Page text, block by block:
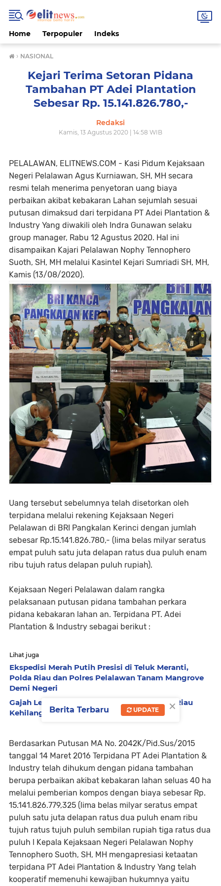
Home Terpopuler Indeks
› NASIONAL
Kejari Terima Setoran Pidana
Tambahan PT Adei Plantation
Sebesar Rp. 15.141.826.780,-
Redaksi
Kamis, 13 Agustus 2020 | 14:58 WIB
PELALAWAN, ELITNEWS.COM - Kasi Pidum Kejaksaan
Negeri Pelalawan Agus Kurniawan, SH, MH secara
resmi telah menerima penyetoran uang biaya
perbaikan akibat kebakaran Lahan sejumlah sesuai
putusan dimaksud dari terpidana PT Adei Plantation &
Industry Yang diwakili oleh Indra Gunawan selaku
group manager, Rabu 12 Agustus 2020. Hal ini
disampaikan Kajari Pelalawan Nophy Tennophero
Suoth, SH, MH melalui Kasintel Kejari Sumriadi SH, MH,
Kamis (13/08/2020).
Uang tersebut sebelumnya telah disetorkan oleh
terpidana melalui rekening Kejaksaan Negeri
Pelalawan di BRI Pangkalan Kerinci dengan jumlah
sebesar Rp.15.141.826.780,- (lima belas milyar seratus
empat puluh satu juta delapan ratus dua puluh enam
ribu tujuh ratus delapan puluh rupiah).
Kejaksaan Negeri Pelalawan dalam rangka
pelaksanaan putusan pidana tambahan perkara
pidana kebakaran lahan an. Terpidana PT. Adei
Plantation & Industry sebagai berikut :
Lihat juga
Ekspedisi Merah Putih Presisi di Teluk Meranti,
Polda Riau dan Polres Pelalawan Tanam Mangrove
Demi Negeri
Gajah Legendaris Jovi Tutup Usia, BBKSDA Riau
Kehilangan Pejuang Konservasi Andalan
Berdasarkan Putusan MA No. 2042K/Pid.Sus/2015
tanggal 14 Maret 2016 Terpidana PT Adei Plantation &
Industry telah dihukum dengan pidana tambahan
berupa perbaikan akibat kebakaran lahan seluas 40 ha
melalui pemberian kompos dengan biaya sebesar Rp.
15.141.826.779,325 (lima belas milyar seratus empat
puluh satu juta delapan ratus dua puluh enam ribu
tujuh ratus tujuh puluh sembilan rupiah tiga ratus dua
puluh l Kepala Kejaksaan Negeri Pelalawan Nophy
Tennophero Suoth, SH, MH mengapresiasi ketaatan
terpidana PT Adei Plantation & Industry Yang telah
kooperatif memenuhi kewajiban hukumnya yaitu
×
Berita Terbaru UPDATE